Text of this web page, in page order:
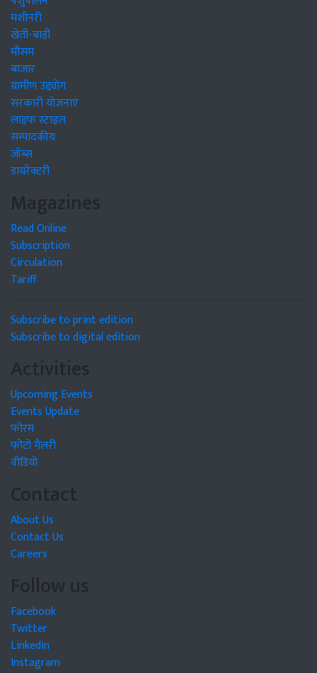
मशीनरी
खेती-बाड़ी
मौसम
बाजार
ग्रामीण उद्द्योग
सरकारी योजनाएं
लाइफ स्टाइल
सम्पादकीय
जॉब्स
डायरेक्टरी
Magazines
Read Online
Subscription
Circulation
Tariff
Subscribe to print edition
Subscribe to digital edition
Activities
Upcoming Events
Events Update
फोरम
फोटो गैलरी
वीडियो
Contact
About Us
Contact Us
Careers
Follow us
Facebook
Twitter
LinkedIn
Instagram